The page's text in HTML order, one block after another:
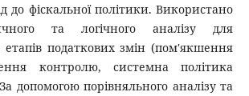
до фіскальної політики. Використано
та логічного аналізу для
етапів податкових змін (пом'якшення
контролю, системна політика
допомогою порівняльного аналізу та